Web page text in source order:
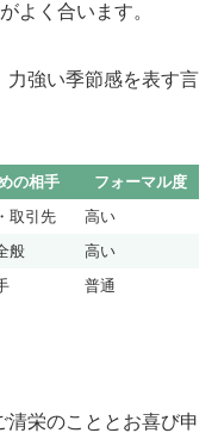
よく合います。
力強い季節感を表す言
の相手
フォーマル度
取引先
高い
般
高い
普通
栄のこととお喜び申